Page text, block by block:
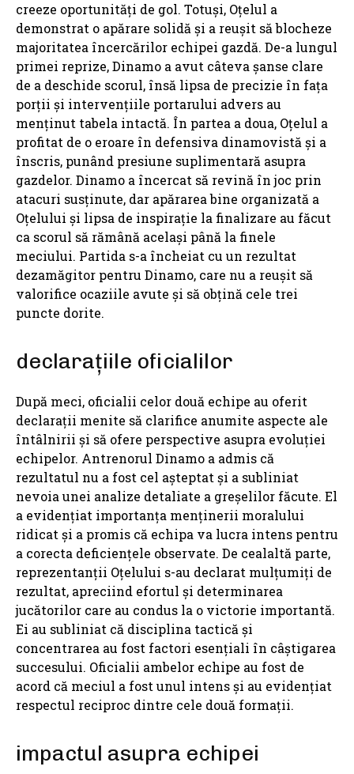
creeze oportunități de gol. Totuși, Oțelul a
demonstrat o apărare solidă și a reușit să blocheze
majoritatea încercărilor echipei gazdă. De-a lungul
primei reprize, Dinamo a avut câteva șanse clare
de a deschide scorul, însă lipsa de precizie în fața
porții și intervențiile portarului advers au
menținut tabela intactă. În partea a doua, Oțelul a
profitat de o eroare în defensiva dinamovistă și a
înscris, punând presiune suplimentară asupra
gazdelor. Dinamo a încercat să revină în joc prin
atacuri susținute, dar apărarea bine organizată a
Oțelului și lipsa de inspirație la finalizare au făcut
ca scorul să rămână același până la finele
meciului. Partida s-a încheiat cu un rezultat
dezamăgitor pentru Dinamo, care nu a reușit să
valorifice ocaziile avute și să obțină cele trei
puncte dorite.
declarațiile oficialilor
După meci, oficialii celor două echipe au oferit
declarații menite să clarifice anumite aspecte ale
întâlnirii și să ofere perspective asupra evoluției
echipelor. Antrenorul Dinamo a admis că
rezultatul nu a fost cel așteptat și a subliniat
nevoia unei analize detaliate a greșelilor făcute. El
a evidențiat importanța menținerii moralului
ridicat și a promis că echipa va lucra intens pentru
a corecta deficiențele observate. De cealaltă parte,
reprezentanții Oțelului s-au declarat mulțumiți de
rezultat, apreciind efortul și determinarea
jucătorilor care au condus la o victorie importantă.
Ei au subliniat că disciplina tactică și
concentrarea au fost factori esențiali în câștigarea
succesului. Oficialii ambelor echipe au fost de
acord că meciul a fost unul intens și au evidențiat
respectul reciproc dintre cele două formații.
impactul asupra echipei